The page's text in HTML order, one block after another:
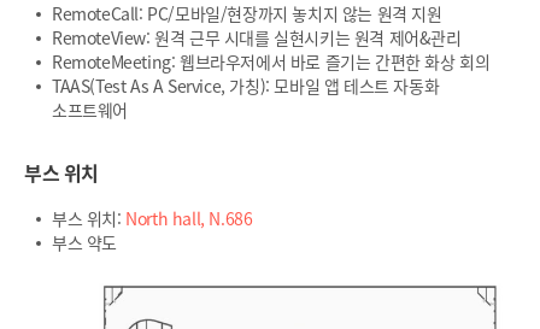
RemoteCall: PC/모바일/현장까지 놓치지 않는 원격 지원
RemoteView: 원격 근무 시대를 실현시키는 원격 제어&관리
RemoteMeeting: 웹브라우저에서 바로 즐기는 간편한 화상 회의
TAAS(Test As A Service, 가칭): 모바일 앱 테스트 자동화
소프트웨어
부스 위치
부스 위치: North hall, N.686
부스 약도